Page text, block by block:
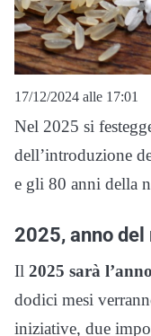
17/12/2024 alle 17:01
Nel 2025 si
dell’introduzione
e gli 80 anni della
2025, anno
Il 2025 sarà
dodici mesi
iniziative, due